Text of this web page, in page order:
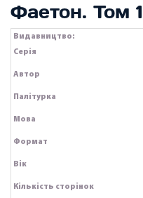
Фаетон. Том
Видавництво:
Серія
Автор
Палітурка
Мова
Формат
Вік
Кількість сторінок